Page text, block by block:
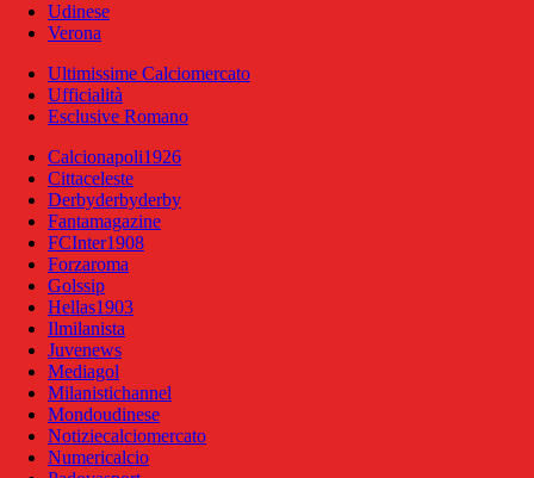
Udinese
Verona
Ultimissime Calciomercato
Ufficialità
Esclusive Romano
Calcionapoli1926
Cittaceleste
Derbyderbyderby
Fantamagazine
FCInter1908
Forzaroma
Golssip
Hellas1903
Ilmilanista
Juvenews
Mediagol
Milanistichannel
Mondoudinese
Notiziecalciomercato
Numericalcio